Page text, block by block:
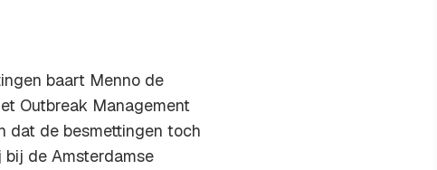
baart Menno de
Outbreak Management
dat de besmettingen toch
de Amsterdamse